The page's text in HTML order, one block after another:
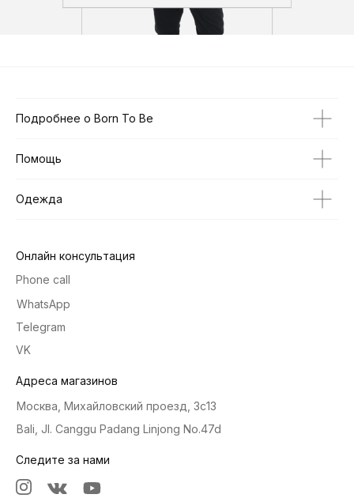
Подробнее о Born To Be
Помощь
Одежда
Онлайн консультация
Адреса магазинов
Следите за нами
WhatsApp
Telegram
Москва, Михайловский проезд, 3с13
Bali, Jl. Canggu Padang Linjong No.47d
VK
Phone call